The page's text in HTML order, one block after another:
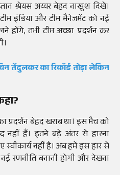
श्रेयस अय्यर बेहद नाखुश दिखे।
इंडिया और टीम मैनेजमेंट को नई
तभी टीम अच्छा प्रदर्शन कर
तेंदुलकर का रिकॉर्ड तोड़ा लेकिन
प्रदर्शन बेहद खराब था। इस मैच को
हैं। इतने बड़े अंतर से हारना
स्वीकार्य नहीं है। अब हमें इस हार से
रणनीति बनानी होगी और देखना